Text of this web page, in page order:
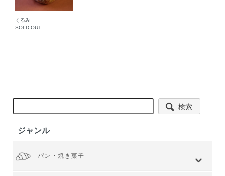
くるみ
SOLD OUT
検索
ジャンル
パン・焼き菓子